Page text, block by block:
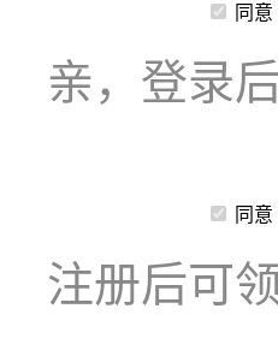
同意
亲，登录
同意
注册后可